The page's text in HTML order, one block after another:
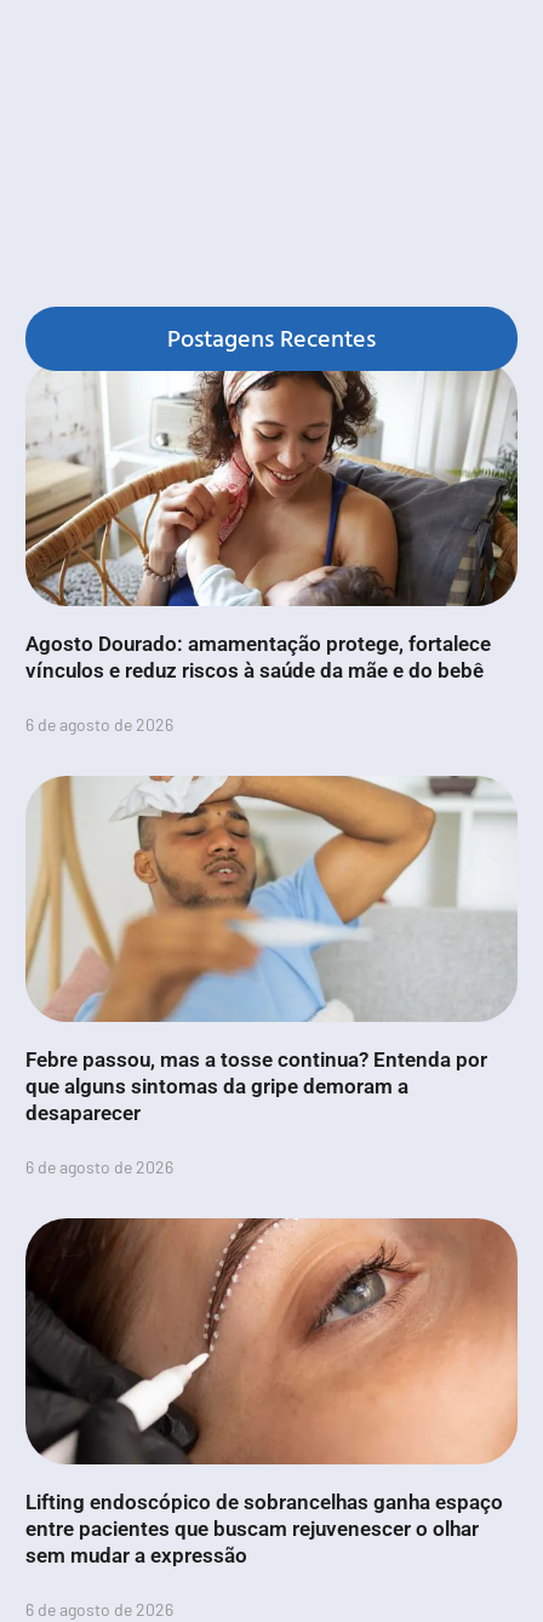
Postagens Recentes
Agosto Dourado: amamentação protege, fortalece
vínculos e reduz riscos à saúde da mãe e do bebê
6 de agosto de 2026
Febre passou, mas a tosse continua? Entenda por
que alguns sintomas da gripe demoram a
desaparecer
6 de agosto de 2026
Lifting endoscópico de sobrancelhas ganha espaço
entre pacientes que buscam rejuvenescer o olhar
sem mudar a expressão
6 de agosto de 2026